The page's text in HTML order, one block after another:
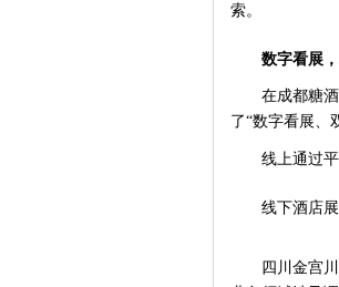
索。
数字看展
在成都糖
了“数字看展、
线上通过
线下酒店
四川金宫